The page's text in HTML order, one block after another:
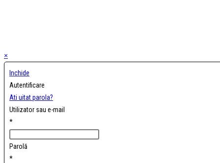
×
Inchide
Autentificare
Ati uitat parola?
Utilizator sau e-mail
*
Parolă
*